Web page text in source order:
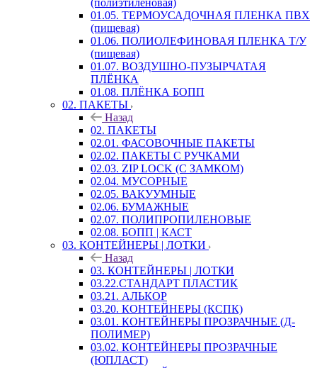
(полиэтиленовая)
01.05. ТЕРМОУСАДОЧНАЯ ПЛЕНКА ПВХ
(пищевая)
01.06. ПОЛИОЛЕФИНОВАЯ ПЛЕНКА Т/У
(пищевая)
01.07. ВОЗДУШНО-ПУЗЫРЧАТАЯ
ПЛЁНКА
01.08. ПЛЁНКА БОПП
02. ПАКЕТЫ
Назад
02. ПАКЕТЫ
02.01. ФАСОВОЧНЫЕ ПАКЕТЫ
02.02. ПАКЕТЫ С РУЧКАМИ
02.03. ZIP LOСK (С ЗАМКОМ)
02.04. МУСОРНЫЕ
02.05. ВАКУУМНЫЕ
02.06. БУМАЖНЫЕ
02.07. ПОЛИПРОПИЛЕНОВЫЕ
02.08. БОПП | КАСТ
03. КОНТЕЙНЕРЫ | ЛОТКИ
Назад
03. КОНТЕЙНЕРЫ | ЛОТКИ
03.22.СТАНДАРТ ПЛАСТИК
03.21. АЛЬКОР
03.20. КОНТЕЙНЕРЫ (КСПК)
03.01. КОНТЕЙНЕРЫ ПРОЗРАЧНЫЕ (Д-
ПОЛИМЕР)
03.02. КОНТЕЙНЕРЫ ПРОЗРАЧНЫЕ
(ЮПЛАСТ)